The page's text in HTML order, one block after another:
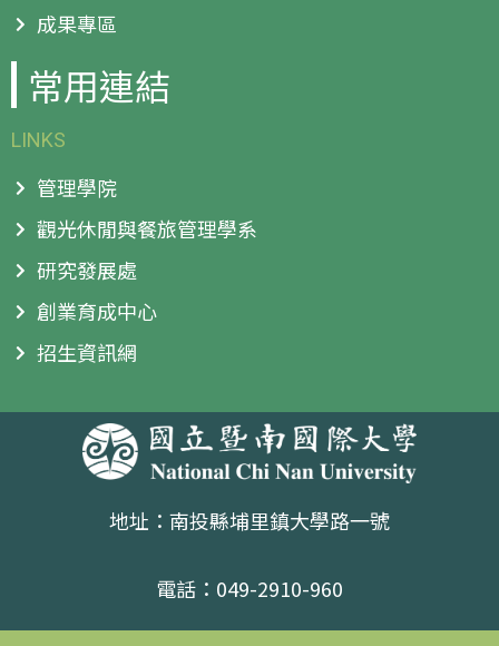
成果專區
常用連結
LINKS
管理學院
觀光休閒與餐旅管理學系
研究發展處
創業育成中心
招生資訊網
地址：南投縣埔里鎮大學路一號
電話：049-2910-960